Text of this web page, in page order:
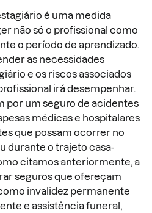
é uma medida
não só o profissional como
o período de aprendizado.
as necessidades
e os riscos associados
irá desempenhar.
por um seguro de acidentes
médicas e hospitalares
que possam ocorrer no
durante o trajeto casa-
citamos anteriormente, a
seguros que ofereçam
invalidez permanente
e assistência funeral,